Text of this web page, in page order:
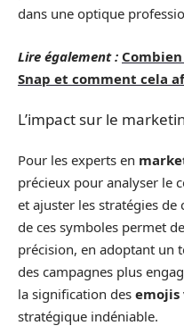
dans une optique
Lire également :
Snap et comment cela
L’impact sur le
Pour les experts en
précieux pour analyser le
et ajuster les stratégies
de ces symboles permet
précision, en adoptant un
des campagnes plus
la signification des emojis
stratégique indéniable.